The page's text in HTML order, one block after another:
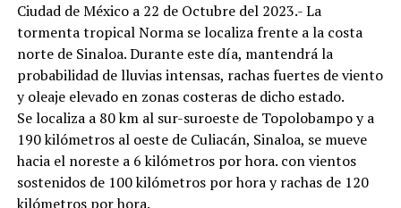
Ciudad de México a 22 de Octubre del 2023.- La
tormenta tropical Norma se localiza frente a la costa
norte de Sinaloa. Durante este día, mantendrá la
probabilidad de lluvias intensas, rachas fuertes de viento
y oleaje elevado en zonas costeras de dicho estado.
Se localiza a 80 km al sur-suroeste de Topolobampo y a
190 kilómetros al oeste de Culiacán, Sinaloa, se mueve
hacia el noreste a 6 kilómetros por hora. con vientos
sostenidos de 100 kilómetros por hora y rachas de 120
kilómetros por hora.